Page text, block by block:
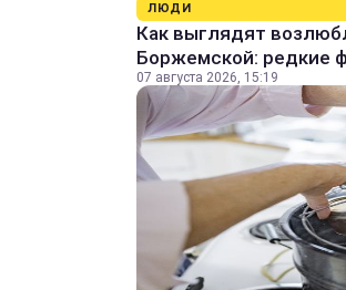
ЛЮДИ
Как выглядят
Боржемской: редкие
07 августа 2026, 15:19